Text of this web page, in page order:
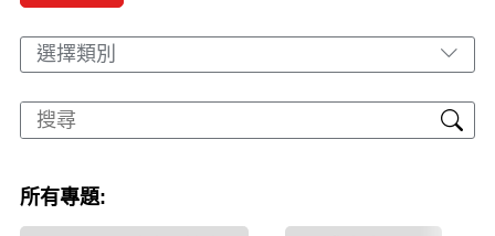
選擇類別
所有專題: